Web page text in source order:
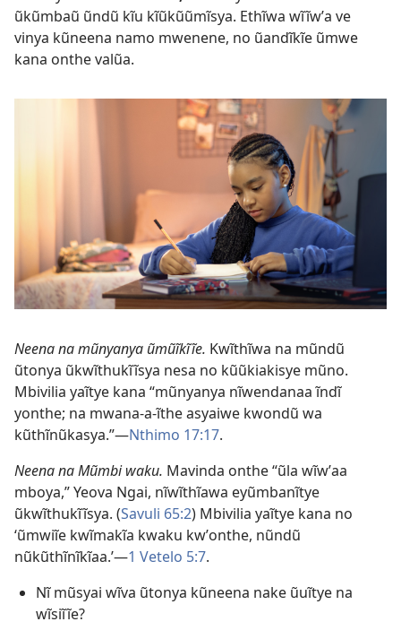
ũkũmbaũ ũndũ kĩu kĩũkũũmĩsya. Ethĩwa wĩĩwʼa ve
vinya kũneena namo mwenene, no ũandĩkĩe ũmwe
kana onthe valũa.
Neena na mũnyanya ũmũĩkĩĩe. Kwĩthĩwa na mũndũ
ũtonya ũkwĩthukĩĩsya nesa no kũũkiakisye mũno.
Mbivilia yaĩtye kana “mũnyanya nĩwendanaa ĩndĩ
yonthe; na mwana-a-ĩthe asyaiwe kwondũ wa
kũthĩnũkasya.”—Nthimo 17:17.
Neena na Mũmbi waku. Mavinda onthe “ũla wĩwʼaa
mboya,” Yeova Ngai, nĩwĩthĩawa eyũmbanĩtye
ũkwĩthukĩĩsya. (Savuli 65:2) Mbivilia yaĩtye kana no
‘ũmwiĩe kwĩmakĩa kwaku kwʼonthe, nũndũ
nũkũthĩnĩkĩaa.’—1 Vetelo 5:7.
Nĩ mũsyai wĩva ũtonya kũneena nake ũuĩtye na
wĩsiĩĩe?